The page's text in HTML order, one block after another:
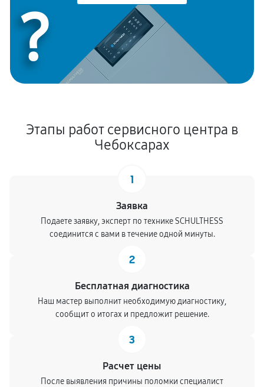
?
Этапы работ сервисного центра в
Чебоксарах
1
Заявка
Подаете заявку, эксперт по технике SCHULTHESS
соединится с вами в течение одной минуты.
2
Бесплатная диагностика
Наш мастер выполнит необходимую диагностику,
сообщит о итогах и предложит решение.
3
Расчет цены
После выявления причины поломки специалист